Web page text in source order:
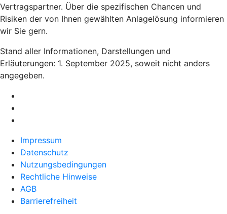
Vertragspartner. Über die spezifischen Chancen und
Risiken der von Ihnen gewählten Anlagelösung informieren
wir Sie gern.
Stand aller Informationen, Darstellungen und
Erläuterungen: 1. September 2025, soweit nicht anders
angegeben.
Impressum
Datenschutz
Nutzungsbedingungen
Rechtliche Hinweise
AGB
Barrierefreiheit